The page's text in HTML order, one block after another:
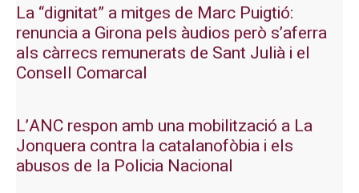
La “dignitat” a mitges de Marc Puigtió:
renuncia a Girona pels àudios però s’aferra
als càrrecs remunerats de Sant Julià i el
Consell Comarcal
L’ANC respon amb una mobilització a La
Jonquera contra la catalanofòbia i els
abusos de la Policia Nacional